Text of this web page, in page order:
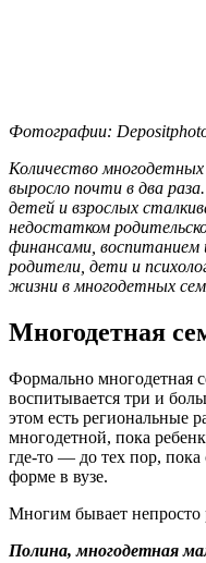
Фотографии:
Количество многодетных
выросло почти в два
детей и взрослых
недостатком
финансами,
родители, дети и
жизни в многодетных
Многодетная
Формально многодетная
воспитывается три и
этом есть региональные
многодетной, пока
где-то — до тех пор,
форме в вузе.
Многим бывает непросто
Полина, многодетная